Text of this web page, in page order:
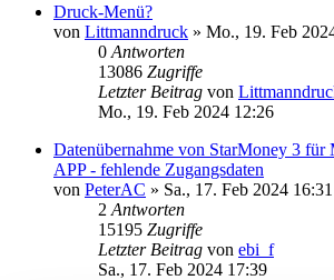
Druck-Menü?
von Littmanndruck » Mo., 19. Feb
0 Antworten
13086 Zugriffe
Letzter Beitrag von
Mo., 19. Feb 2024 12:26
Datenübernahme von StarMoney 3 für
APP - fehlende Zugangsdaten
von PeterAC » Sa., 17. Feb 2024 16:31
2 Antworten
15195 Zugriffe
Letzter Beitrag von ebi_f
Sa., 17. Feb 2024 17:39